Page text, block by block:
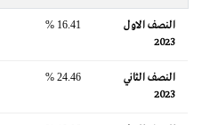
النصف الاول
2023
16.41 %
النصف الثاني
2023
24.46 %